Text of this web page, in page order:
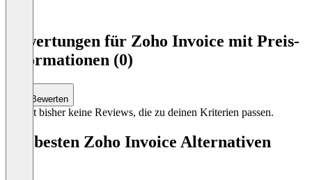
Kostenvoranschlägen ermöglichen
Einfach mit anderen Business-
Anwendungen integrieren
Auf native Rechnungs-Apps von beliebigen
anderen Geräten aus zugreifen
Bewertungen für Zoho Invoice mit Preis-
Informationen (0)
Bewerten
Es gibt bisher keine Reviews, die zu deinen Kriterien passen.
Die besten Zoho Invoice Alternativen